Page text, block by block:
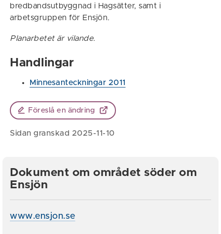
bredbandsutbyggnad i Hagsätter, samt i
arbetsgruppen för Ensjön.
Planarbetet är vilande.
Handlingar
Minnesanteckningar 2011
Föreslå en ändring
Sidan granskad 2025-11-10
Dokument om området söder om
Ensjön
www.ensjon.se